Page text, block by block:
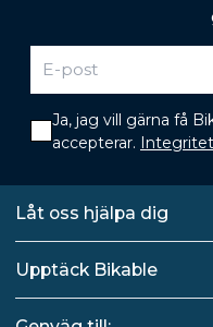
Ja, jag vill gärna få
accepterar.
Låt oss hjälpa dig
Upptäck Bikable